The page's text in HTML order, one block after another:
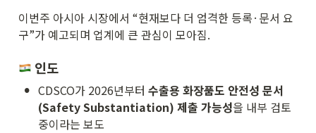
이번주 아시아 시장에서 “현재보다 더 엄격한 등록·문서 요
구”가 예고되며 업계에 큰 관심이 모아짐.
인도
• CDSCO가 2026년부터 수출용 화장품도 안전성 문서
(Safety Substantiation) 제출 가능성을 내부 검토
중이라는 보도